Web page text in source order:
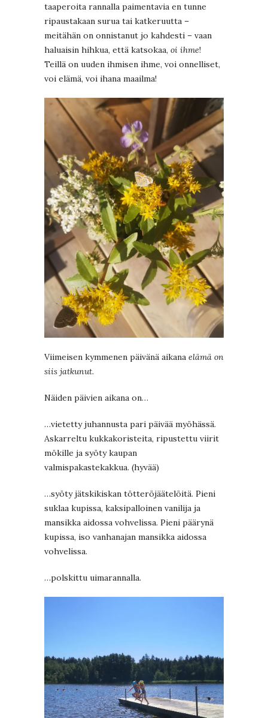
taaperoita rannalla paimentavia en tunne
ripaustakaan surua tai katkeruutta –
meitähän on onnistanut jo kahdesti – vaan
haluaisin hihkua, että katsokaa, oi ihme!
Teillä on uuden ihmisen ihme, voi onnelliset,
voi elämä, voi ihana maailma!
Viimeisen kymmenen päivänä aikana elämä on
siis jatkunut.
Näiden päivien aikana on…
…vietetty juhannusta pari päivää myöhässä.
Askarreltu kukkakoristeita, ripustettu viirit
mökille ja syöty kaupan
valmispakastekakkua. (hyvää)
…syöty jätskikiskan tötteröjäätelöitä. Pieni
suklaa kupissa, kaksipalloinen vanilija ja
mansikka aidossa vohvelissa. Pieni päärynä
kupissa, iso vanhanajan mansikka aidossa
vohvelissa.
…polskittu uimarannalla.